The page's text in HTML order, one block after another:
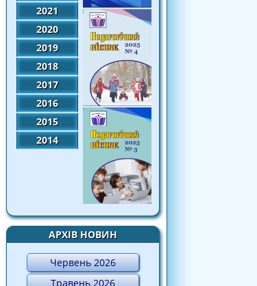
2021
2020
2019
2018
2017
2016
2015
2014
АРХІВ НОВИН
Червень 2026
Травень 2026